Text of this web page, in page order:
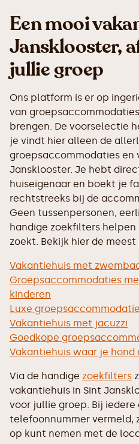
Een mooi
Jansklooster,
jullie groep
Ons platform is er op
van
brengen. De voorselectie
je vindt hier alleen de
groepsaccommodaties en
Jansklooster. Je hebt
huiseigenaar en boekt je
rechtstreeks bij de
Geen tussenpersonen,
handige zoekfilters
zoekt. Bekijk hier de
Vakantiehuis met
Groepsaccommodaties
kinderen
Luxe
Vakantiehuis met jacuzzi
Goedkope
Vakantiehuis waar je hond
Via de handige zoekfilters
vakantiehuis in Sint
voor jullie groep. Bij
telefoonnummer
op kunt nemen met de